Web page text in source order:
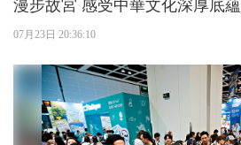
漫步故宮 感受中華文化深厚底蘊
07月23日 20:36:10